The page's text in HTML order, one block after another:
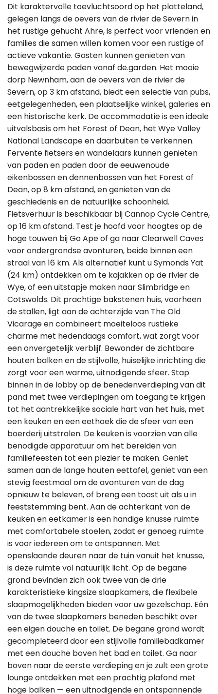
Dit karaktervolle toevluchtsoord op het platteland,
gelegen langs de oevers van de rivier de Severn in
het rustige gehucht Ahre, is perfect voor vrienden en
families die samen willen komen voor een rustige of
actieve vakantie. Gasten kunnen genieten van
bewegwijzerde paden vanaf de.garden. Het mooie
dorp Newnham, aan de oevers van de rivier de
Severn, op 3 km afstand, biedt een selectie van pubs,
eetgelegenheden, een plaatselijke winkel, galeries en
een historische kerk. De accommodatie is een ideale
uitvalsbasis om het Forest of Dean, het Wye Valley
National Landscape en daarbuiten te verkennen.
Fervente fietsers en wandelaars kunnen genieten
van paden en paden door de eeuwenoude
eikenbossen en dennenbossen van het Forest of
Dean, op 8 km afstand, en genieten van de
geschiedenis en de natuurlijke schoonheid.
Fietsverhuur is beschikbaar bij Cannop Cycle Centre,
op 16 km afstand. Test je hoofd voor hoogtes op de
hoge touwen bij Go Ape of ga naar Clearwell Caves
voor ondergrondse avonturen, beide binnen een
straal van 16 km. Als alternatief kunt u Symonds Yat
(24 km) ontdekken om te kajakken op de rivier de
Wye, of een uitstapje maken naar Slimbridge en
Cotswolds. Dit prachtige bakstenen huis, voorheen
de stallen, ligt aan de achterzijde van The Old
Vicarage en combineert moeiteloos rustieke
charme met hedendaags comfort, wat zorgt voor
een onvergetelijk verblijf. Bewonder de zichtbare
houten balken en de stijlvolle, huiselijke inrichting die
zorgt voor een warme, uitnodigende sfeer. Stap
binnen in de lobby op de benedenverdieping van dit
pand met twee verdiepingen om toegang te krijgen
tot het aantrekkelijke sociale hart van het huis, met
een keuken en een eethoek die de sfeer van een
boerderij uitstralen. De keuken is voorzien van alle
benodigde apparatuur om het bereiden van
familiefeesten tot een plezier te maken. Geniet
samen aan de lange houten eettafel, geniet van een
stevig feestmaal om de avonturen van de dag
opnieuw te beleven, of breng een toost uit als u in
feeststemming bent. Aan de achterkant van de
keuken en eetkamer is een handige knusse ruimte
met comfortabele stoelen, zodat er genoeg ruimte
is voor iedereen om te ontspannen. Met
openslaande deuren naar de tuin vanuit het knusse,
is deze ruimte vol natuurlijk licht. Op de begane
grond bevinden zich ook twee van de drie
karakteristieke kingsize slaapkamers, die flexibele
slaapmogelijkheden bieden voor uw gezelschap. Eén
van de twee slaapkamers beneden beschikt over
een eigen douche en toilet. De begane grond wordt
gecompleteerd door een stijlvolle familiebadkamer
met een douche boven het bad en toilet. Ga naar
boven naar de eerste verdieping en je zult een grote
lounge ontdekken met een prachtig plafond met
hoge balken — een uitnodigende en ontspannende